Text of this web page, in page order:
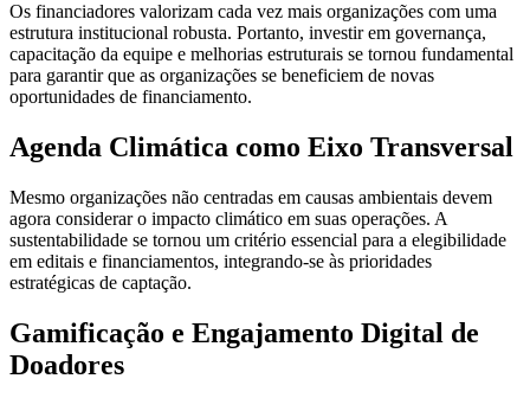
Os financiadores valorizam cada vez mais organizações com uma
estrutura institucional robusta. Portanto, investir em governança,
capacitação da equipe e melhorias estruturais se tornou fundamental
para garantir que as organizações se beneficiem de novas
oportunidades de financiamento.
Agenda Climática como Eixo Transversal
Mesmo organizações não centradas em causas ambientais devem
agora considerar o impacto climático em suas operações. A
sustentabilidade se tornou um critério essencial para a elegibilidade
em editais e financiamentos, integrando-se às prioridades
estratégicas de captação.
Gamificação e Engajamento Digital de
Doadores